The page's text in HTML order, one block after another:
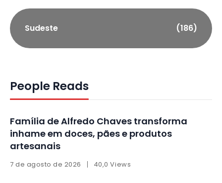
Sudeste (186)
People Reads
Família de Alfredo Chaves transforma
inhame em doces, pães e produtos
artesanais
7 de agosto de 2026 40,0 Views